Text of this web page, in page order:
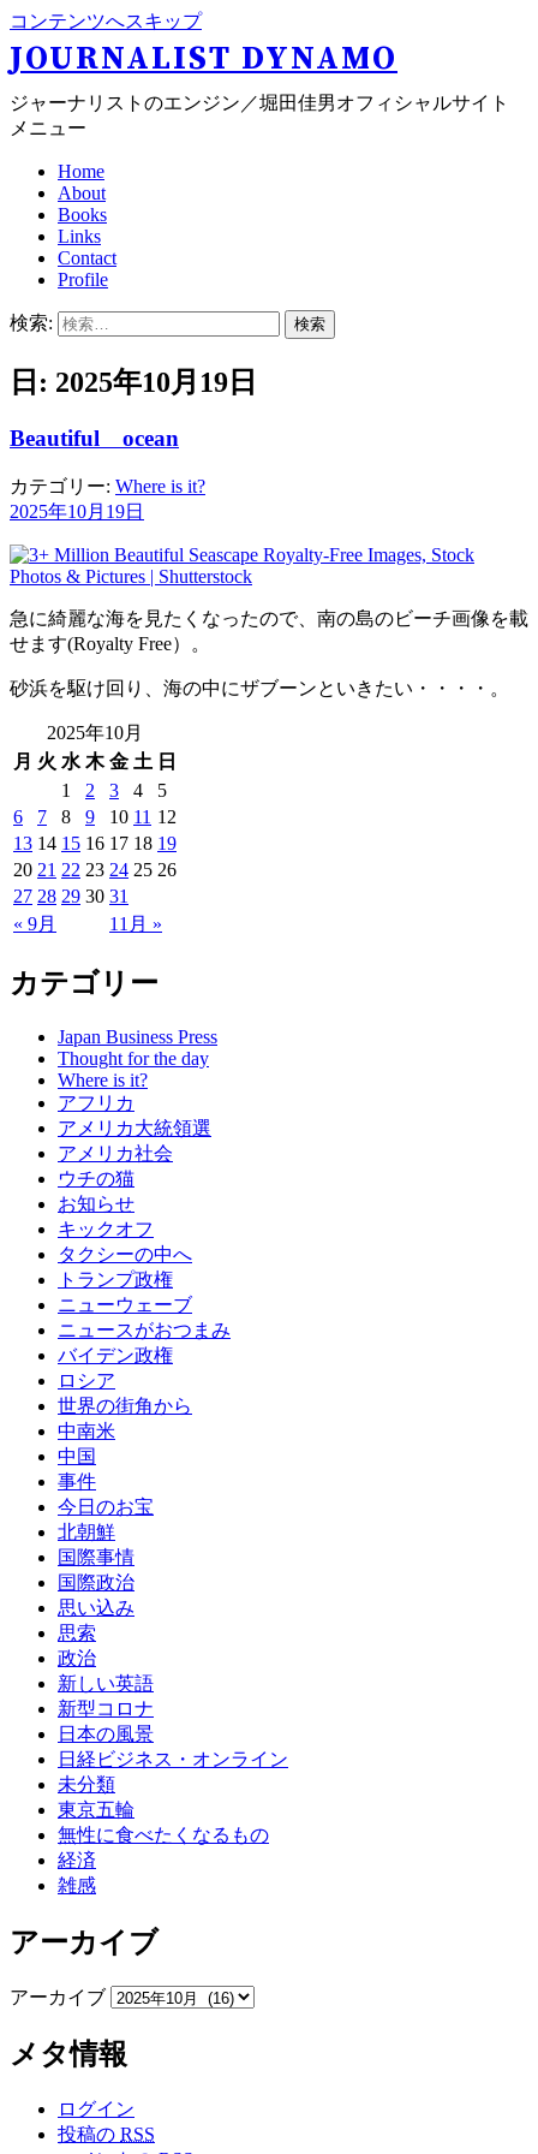
コンテンツへスキップ
JOURNALIST DYNAMO
ジャーナリストのエンジン／堀田佳男オフィシャルサイト
メニュー
Home
About
Books
Links
Contact
Profile
検索:
日: 2025年10月19日
Beautiful ocean
カテゴリー: Where is it?
2025年10月19日
急に綺麗な海を見たくなったので、南の島のビーチ画像を載
せます(Royalty Free）。
砂浜を駆け回り、海の中にザブーンといきたい・・・・。
2025年10月
月 火 水 木 金 土 日
« 9月 11月 »
1 2 3 4
5
6
7 8 9 10 11 12
13 14 15 16 17 18 19
20 21 22 23 24 25 26
27 28 29 30 31
カテゴリー
Japan Business Press
Thought for the day
Where is it?
アフリカ
アメリカ大統領選
アメリカ社会
ウチの猫
お知らせ
キックオフ
タクシーの中へ
トランプ政権
ニューウェーブ
ニュースがおつまみ
バイデン政権
ロシア
世界の街角から
中南米
中国
事件
今日のお宝
北朝鮮
国際事情
国際政治
思い込み
思索
政治
新しい英語
新型コロナ
日本の風景
日経ビジネス・オンライン
未分類
東京五輪
無性に食べたくなるもの
経済
雑感
アーカイブ
アーカイブ
メタ情報
ログイン
投稿の RSS